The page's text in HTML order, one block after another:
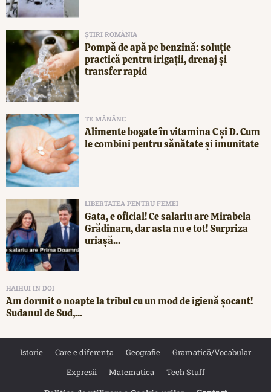
ȘTIRI ROMÂNIA
Pompă de apă pe benzină: soluție
practică pentru irigații, drenaj și
transfer rapid
TE MĂNÂNC
Alimente bogate în vitamina C și D. Cum
le combini pentru sănătate și imunitate
LIBERTATEA PENTRU FEMEI
Gata, e oficial! Ce salariu are Mirabela
Grădinaru, dar asta nu e tot! Surpriza
uriașă...
HAIHUI IN DOI
Am dormit o noapte la tribul cu un mod de igienă șocant!
Sudanul de Sud,...
Istorie Care e diferența Geografie
Gramatică/Vocabular
Expresii
Matematica Tech Stuff